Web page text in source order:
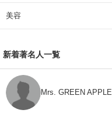
美容
新着著名人一覧
Mrs. GREEN APPLE